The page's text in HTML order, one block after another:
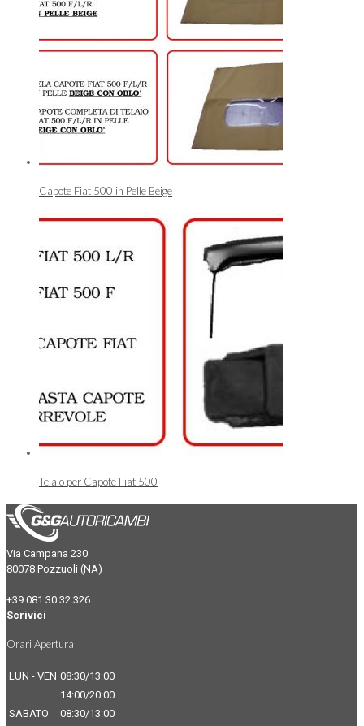
Capote Fiat 500 in Pelle Beige
Telaio per Capote Fiat 500
Via Campana 230
80078 Pozzuoli (NA)
+39 081 30 32 326
Scrivici
Orari Apertura
LUN - VEN 08:30/13:00
14:00/20:00
SABATO
08:30/13:00